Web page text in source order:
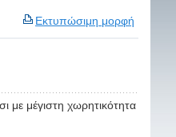
Εκτυπώσιμη μορφή
μέγιστη χωρητικότητα